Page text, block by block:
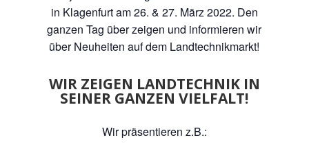
in Klagenfurt am 26. & 27. März 2022. Den
ganzen Tag über zeigen und informieren wir
über Neuheiten auf dem Landtechnikmarkt!
WIR ZEIGEN LANDTECHNIK IN
SEINER GANZEN VIELFALT!
Wir präsentieren z.B.: